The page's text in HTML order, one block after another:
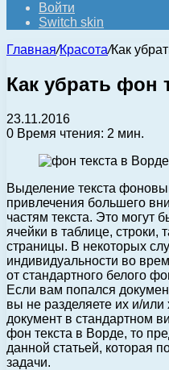
Войти
Switch skin
Главная/Красота/Как
Как убрать фон
23.11.2016
0 Время чтения: 2 мин.
Выделение текста
привлечения большего
частям текста. Это могут
ячейки в таблице, строки,
страницы. В некоторых
индивидуальности во
от стандартного белого
Если вам попался
вы не разделяете их и/или
документ в стандартном
фон текста в Ворде, то
данной статьей, которая
задачи.